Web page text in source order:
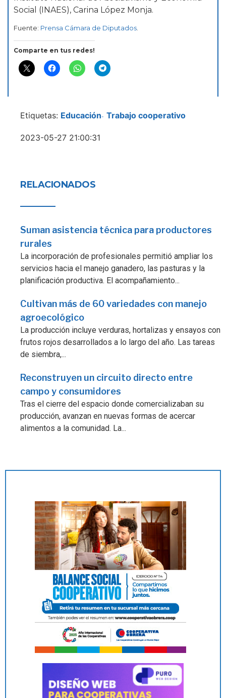
Social (INAES), Carina López Monja.
Fuente: Prensa Cámara de Diputados.
Comparte en tus redes!
Etiquetas: Educación- Trabajo cooperativo
2023-05-27 21:00:31
RELACIONADOS
Suman asistencia técnica para productores
rurales
La incorporación de profesionales permitió ampliar los
servicios hacia el manejo ganadero, las pasturas y la
planificación productiva. El acompañamiento...
Cultivan más de 60 variedades con manejo
agroecológico
La producción incluye verduras, hortalizas y ensayos con
frutos rojos desarrollados a lo largo del año. Las tareas
de siembra,...
Reconstruyen un circuito directo entre
campo y consumidores
Tras el cierre del espacio donde comercializaban su
producción, avanzan en nuevas formas de acercar
alimentos a la comunidad. La...